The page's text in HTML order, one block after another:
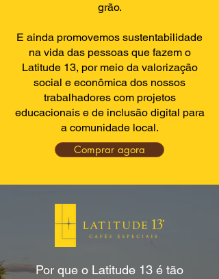
grão.
E ainda promovemos sustentabilidade
na vida das pessoas que fazem o
Latitude 13, por meio da valorização
social e econômica dos nossos
trabalhadores com projetos
educacionais e de inclusão digital para
a comunidade local.
Comprar agora
Por que o Latitude 13 é tão